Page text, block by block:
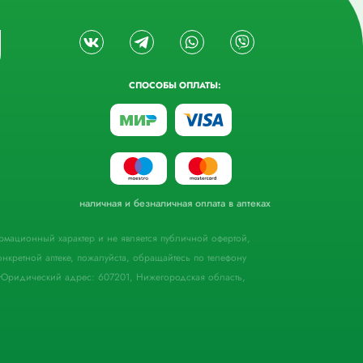
СПОСОБЫ ОПЛАТЫ:
наличная и безналичная оплата в аптеках
характер и не является публичной офертой,
аптеке, пожалуйста, обращайтесь по телефону
адрес: 607201, Нижегородская область,